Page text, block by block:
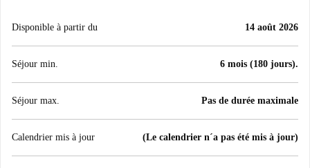
Disponible à partir du 14 août 2026
Séjour min. 6 mois (180 jours).
Séjour max. Pas de durée maximale
Calendrier mis à jour (Le calendrier n´a pas été mis à jour)